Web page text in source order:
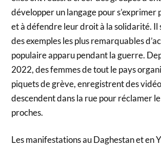
développer un langage pour
et à défendre leur droit à la solidarité. Il
des exemples les plus remarquables
populaire apparu pendant la guerre.
2022, des femmes de tout le pays
piquets de grève, enregistrent des
descendent dans la rue pour réclamer
proches.
Les manifestations au Daghestan et en